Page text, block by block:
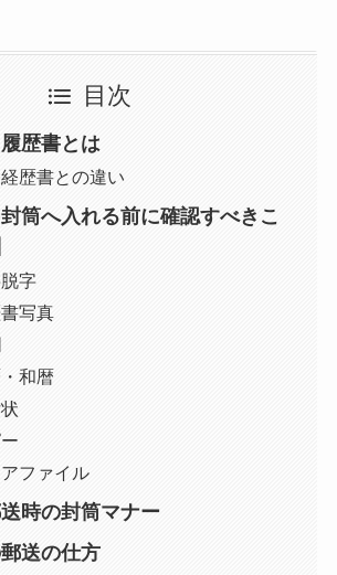
目次
歴書とは
歴書との違い
筒へ入れる前に確認すべきこ
字
写真
和暦
ファイル
時の封筒マナー
送の仕方